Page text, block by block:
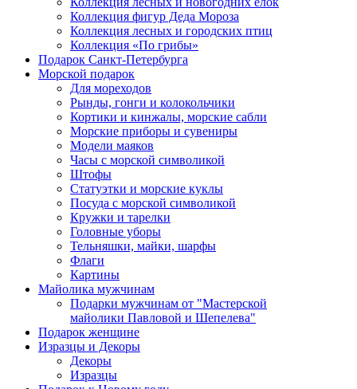
Коллекция фигур Деда Мороза
Коллекция лесных и городских птиц
Коллекция «По грибы»
Подарок Санкт-Петербурга
Морской подарок
Для мореходов
Рынды, гонги и колокольчики
Кортики и кинжалы, морские сабли
Морские приборы и сувениры
Модели маяков
Часы с морской символикой
Штофы
Статуэтки и морские куклы
Посуда с морской символикой
Кружки и тарелки
Головные уборы
Тельняшки, майки, шарфы
Флаги
Картины
Майолика мужчинам
Подарки мужчинам от "Мастерской
майолики Павловой и Шепелева"
Подарок женщине
Изразцы и Декоры
Декоры
Изразцы